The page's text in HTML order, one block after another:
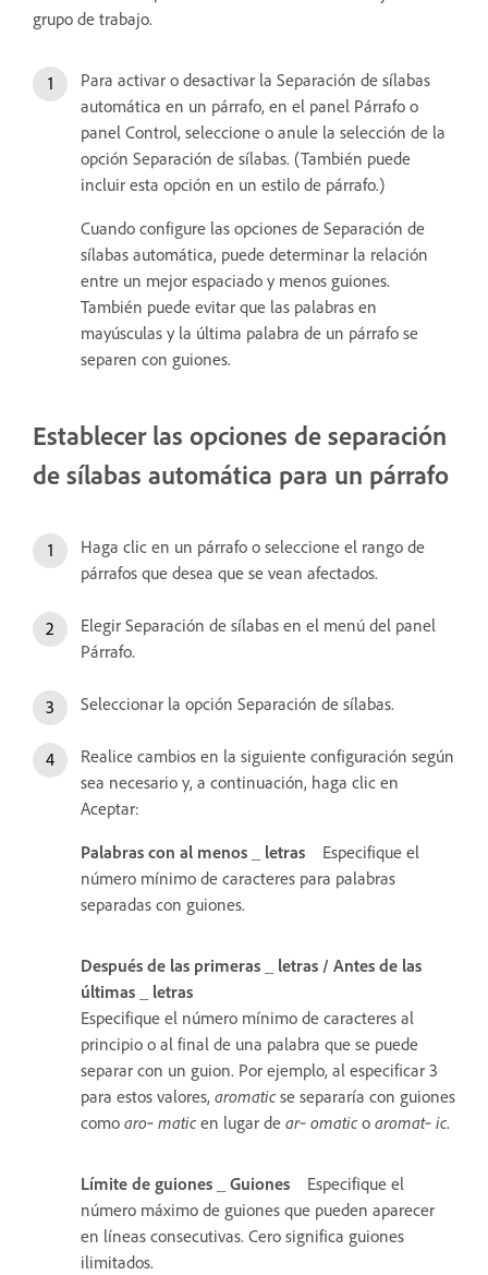
grupo de trabajo.
Para activar o desactivar la Separación de sílabas
automática en un párrafo, en el panel Párrafo o
panel Control, seleccione o anule la selección de la
opción Separación de sílabas. (También puede
incluir esta opción en un estilo de párrafo.)
Cuando configure las opciones de Separación de
sílabas automática, puede determinar la relación
entre un mejor espaciado y menos guiones.
También puede evitar que las palabras en
mayúsculas y la última palabra de un párrafo se
separen con guiones.
Establecer las opciones de separación
de sílabas automática para un párrafo
Haga clic en un párrafo o seleccione el rango de
párrafos que desea que se vean afectados.
Elegir Separación de sílabas en el menú del panel
Párrafo.
Seleccionar la opción Separación de sílabas.
Realice cambios en la siguiente configuración según
sea necesario y, a continuación, haga clic en
Aceptar:
Palabras con al menos _ letras
Especifique el
número mínimo de caracteres para palabras
separadas con guiones.
Después de las primeras _ letras / Antes de las
últimas _ letras
Especifique el número mínimo de caracteres al
principio o al final de una palabra que se puede
separar con un guion. Por ejemplo, al especificar 3
para estos valores, aromatic se separaría con guiones
como aro‑ matic en lugar de ar‑ omatic o aromat‑ ic.
Límite de guiones _ Guiones
Especifique el
número máximo de guiones que pueden aparecer
en líneas consecutivas. Cero significa guiones
ilimitados.